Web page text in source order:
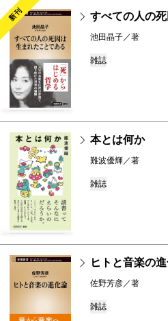
新刊 すべての人の
池田晶子／著
雑誌
本とは何か
難波優輝／著
雑誌
ヒトと音楽の
佐野芳彦／著
雑誌